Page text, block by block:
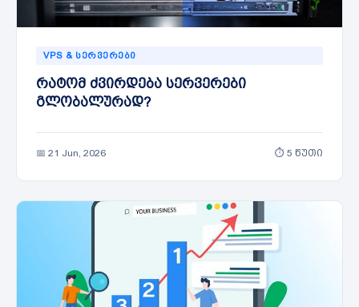
VPS & ᲡᲔᲠᲕᲔᲠᲔᲑᲘ
რატომ ძვირდება სერვერები
გლობალურად?
📅 21 Jun, 2026 ⏱ 5 წუთი